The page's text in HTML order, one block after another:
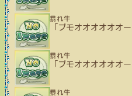
暴れ牛
「ブモオオオオオオ
暴れ牛
「ブモオオオオオオ
暴れ牛